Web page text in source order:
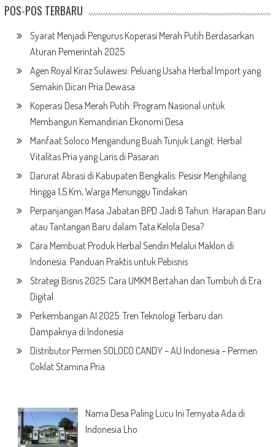
POS-POS TERBARU
Syarat Menjadi Pengurus Koperasi Merah Putih Berdasarkan
Aturan Pemerintah 2025
Agen Royal Kiraz Sulawesi: Peluang Usaha Herbal Import yang
Semakin Dicari Pria Dewasa
Koperasi Desa Merah Putih: Program Nasional untuk
Membangun Kemandirian Ekonomi Desa
Manfaat Soloco Mengandung Buah Tunjuk Langit: Herbal
Vitalitas Pria yang Laris di Pasaran
Darurat Abrasi di Kabupaten Bengkalis: Pesisir Menghilang
Hingga 1,5 Km, Warga Menunggu Tindakan
Perpanjangan Masa Jabatan BPD Jadi 8 Tahun: Harapan Baru
atau Tantangan Baru dalam Tata Kelola Desa?
Cara Membuat Produk Herbal Sendiri Melalui Maklon di
Indonesia: Panduan Praktis untuk Pebisnis
Strategi Bisnis 2025: Cara UMKM Bertahan dan Tumbuh di Era
Digital
Perkembangan AI 2025: Tren Teknologi Terbaru dan
Dampaknya di Indonesia
Distributor Permen SOLOCO CANDY – AU Indonesia – Permen
Coklat Stamina Pria
Nama Desa Paling Lucu Ini Ternyata Ada di
Indonesia Lho